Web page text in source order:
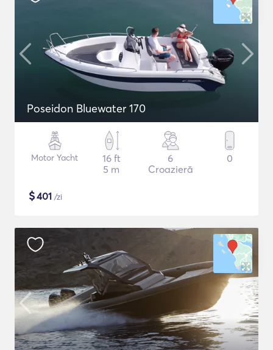
Poseidon Bluewater 170
Motor Yacht
16 ft
5 m
6
Croazieră
0
$401 /zi